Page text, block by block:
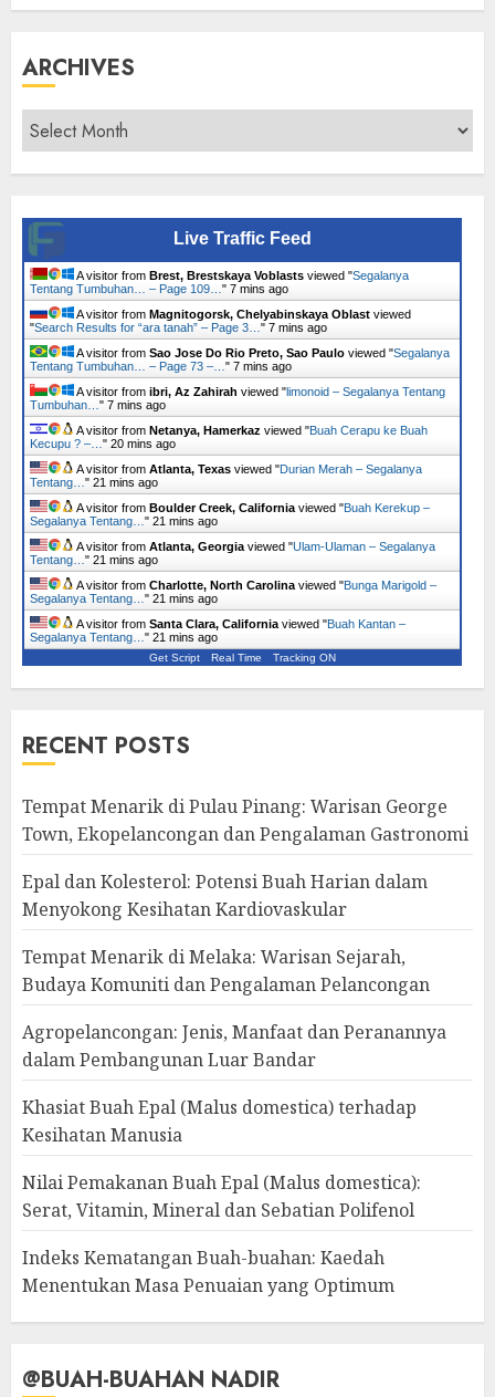
ARCHIVES
Archives
Live Traffic Feed
A visitor from Brest, Brestskaya Voblasts viewed "Segalanya
Tentang Tumbuhan… – Page 109… " 7 mins ago
A visitor from Magnitogorsk, Chelyabinskaya Oblast viewed
"Search Results for “ara tanah” – Page 3… " 7 mins ago
A visitor from Sao Jose Do Rio Preto, Sao Paulo viewed "Segalanya
Tentang Tumbuhan… – Page 73 –… " 7 mins ago
A visitor from ibri, Az Zahirah viewed "limonoid – Segalanya Tentang
Tumbuhan… " 7 mins ago
A visitor from Netanya, Hamerkaz viewed "Buah Cerapu ke Buah
Kecupu ? –… " 20 mins ago
A visitor from Atlanta, Texas viewed "Durian Merah – Segalanya
Tentang… " 21 mins ago
A visitor from Boulder Creek, California viewed "Buah Kerekup –
Segalanya Tentang… " 21 mins ago
A visitor from Atlanta, Georgia viewed "Ulam-Ulaman – Segalanya
Tentang… " 21 mins ago
A visitor from Charlotte, North Carolina viewed "Bunga Marigold –
Segalanya Tentang… " 21 mins ago
A visitor from Santa Clara, California viewed "Buah Kantan –
Segalanya Tentang… " 21 mins ago
Get Script Real Time Tracking ON
RECENT POSTS
Tempat Menarik di Pulau Pinang: Warisan George
Town, Ekopelancongan dan Pengalaman Gastronomi
Epal dan Kolesterol: Potensi Buah Harian dalam
Menyokong Kesihatan Kardiovaskular
Tempat Menarik di Melaka: Warisan Sejarah,
Budaya Komuniti dan Pengalaman Pelancongan
Agropelancongan: Jenis, Manfaat dan Peranannya
dalam Pembangunan Luar Bandar
Khasiat Buah Epal (Malus domestica) terhadap
Kesihatan Manusia
Nilai Pemakanan Buah Epal (Malus domestica):
Serat, Vitamin, Mineral dan Sebatian Polifenol
Indeks Kematangan Buah-buahan: Kaedah
Menentukan Masa Penuaian yang Optimum
@BUAH-BUAHAN NADIR